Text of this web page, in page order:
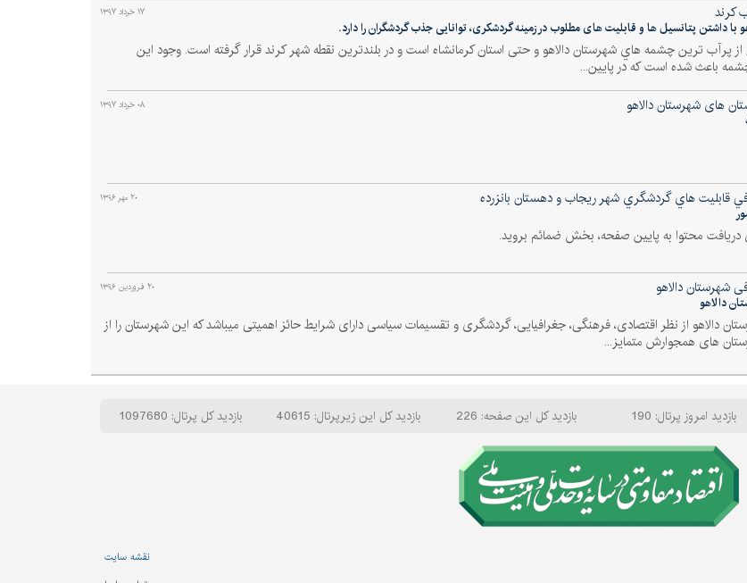
۱۷ خرداد ۱۳۹۷ کرند
با داشتن پتانسیل ها و قابلیت های مطلوب در زمینه گردشکری، توانایی جذب گردشگران را دارد.
پرآب ترين چشمه هاي شهرستان دالاهو و حتی استان کرمانشاه است و در بلندترين نقطه شهر کرند قرار گرفته است. وجود اين
باعث شده است كه در پایین...
۰۸ خرداد ۱۳۹۷ های شهرستان دالاهو
۲۰ مهر ۱۳۹۶ قابليت هاي گردشگري شهر ريجاب و دهستان بانزرده
دریافت محتوا به پایین صفحه، بخش ضمائم بروید.
۲۰ فروردین ۱۳۹۶ شهرستان دالاهو
دالاهو
دالاهو از نظر اقتصادی، فرهنگی، جغرافیایی، گردشگری و تقسیمات سیاسی دارای شرایط حائز اهمیتی میباشد که این شهرستان را از
های همجوارش متمایز...
بازدید امروز پرتال: 190 بازدید کل این صفحه: 226 بازدید کل این زیرپرتال: 40615 بازدید کل پرتال: 1097680
نقشه سایت